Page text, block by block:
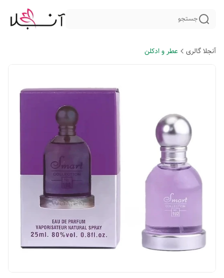
جستجو
آنجلا گالری عطر و ادکلن